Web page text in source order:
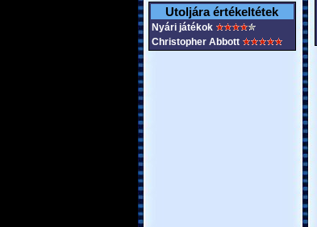
Utoljára értékeltétek
Nyári játékok
Christopher Abbott